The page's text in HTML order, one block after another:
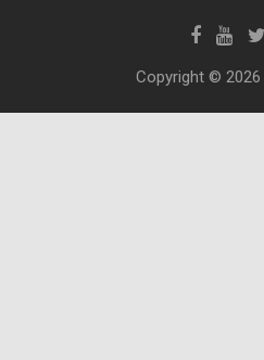
Copyright © 2026